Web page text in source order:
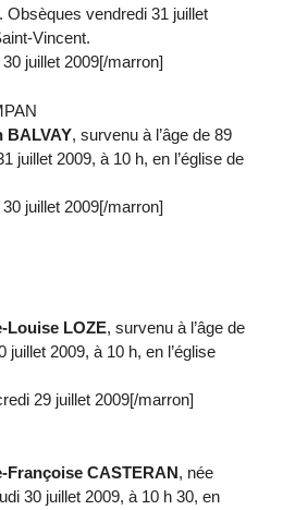
Obsèques vendredi 31 juillet
Vincent.
juillet 2009[/marron]
BALVAY, survenu à l’âge de 89
juillet 2009, à 10 h, en l’église de
juillet 2009[/marron]
Louise LOZE, survenu à l’âge de
2009, à 10 h, en l’église
29 juillet 2009[/marron]
Françoise CASTERAN, née
30 juillet 2009, à 10 h 30, en